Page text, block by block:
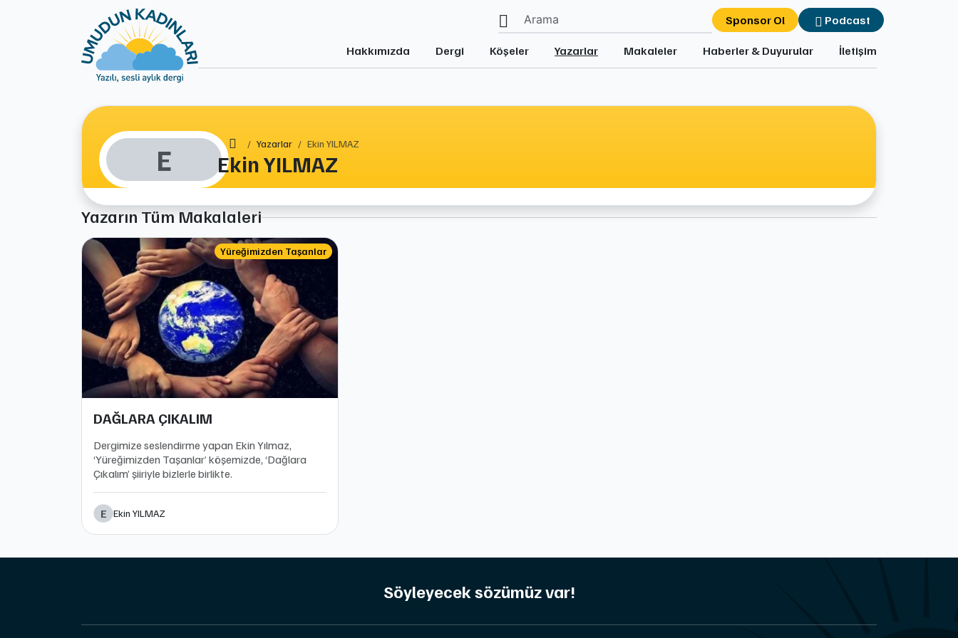
Sponsor Ol Podcast
Hakkımızda Dergi Köşeler Yazarlar Makaleler Haberler & Duyurular İletişim
E Ana SayfaYazarlar Ekin YILMAZ
Ekin YILMAZ
Yazarın Tüm Makalaleri
Yüreğimizden Taşanlar
DAĞLARA ÇIKALIM
Dergimize seslendirme yapan Ekin Yılmaz,
‘Yüreğimizden Taşanlar’ köşemizde, ‘Dağlara
Çıkalım’ şiiriyle bizlerle birlikte.
E Ekin YILMAZ
Söyleyecek sözümüz var!